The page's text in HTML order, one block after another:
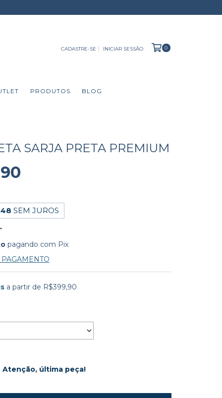
CADASTRE-SE INICIAR SESSÃO 0
PRODUTOS BLOG
SARJA PRETA PREMIUM
SEM JUROS
pagando com Pix
a partir de R$399,90
Atenção, última peça!